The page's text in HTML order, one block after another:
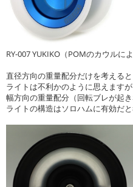
RY-007 YUKIKO（POMのカウルに
直径方向の重量配分だけを考える
ライトは不利かのように思えますが
幅方向の重量配分（回転ブレが起
ライトの構造はソロハムに有効だと